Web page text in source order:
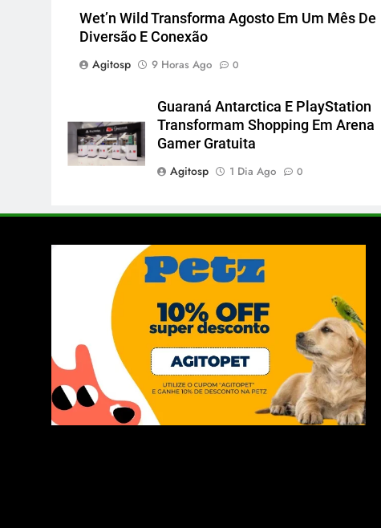
Wet’n Wild Transforma Agosto Em Um Mês De
Diversão E Conexão
Agitosp
9 Horas Ago 0
Guaraná Antarctica E PlayStation
Transformam Shopping Em Arena
Gamer Gratuita
Agitosp
1 Dia Ago 0